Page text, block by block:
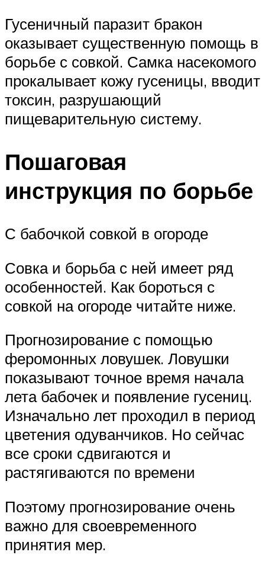
Гусеничный паразит бракон
оказывает существенную помощь в
борьбе с совкой. Самка насекомого
прокалывает кожу гусеницы, вводит
токсин, разрушающий
пищеварительную систему.
Пошаговая
инструкция по борьбе
С бабочкой совкой в огороде
Совка и борьба с ней имеет ряд
особенностей. Как бороться с
совкой на огороде читайте ниже.
Прогнозирование с помощью
феромонных ловушек. Ловушки
показывают точное время начала
лета бабочек и появление гусениц.
Изначально лет проходил в период
цветения одуванчиков. Но сейчас
все сроки сдвигаются и
растягиваются по времени
Поэтому прогнозирование очень
важно для своевременного
принятия мер.